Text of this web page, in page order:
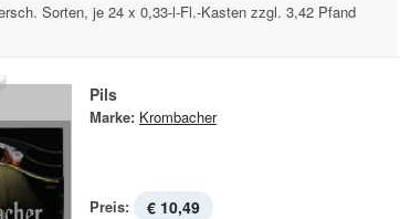
Sorten, je 24 x 0,33-l-Fl.-Kasten zzgl. 3,42 Pfand
Pils
Marke: Krombacher
Preis: € 10,49